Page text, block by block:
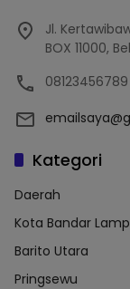
Jl.
BOX 11000,
08123456789
Kategori
Daerah
Kota Bandar
Barito Utara
Pringsewu